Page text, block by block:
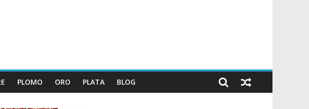
PLOMO ORO PLATA BLOG